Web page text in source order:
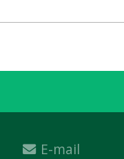
E-mail